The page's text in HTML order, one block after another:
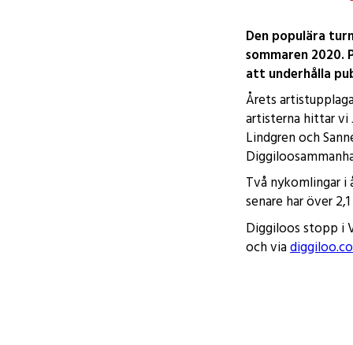
Den populära
sommaren 2020.
att underhålla
Årets
artisterna hittar vi
Lindgren och
Två nykomlingar i
senare har över
Diggiloos stopp i
och via